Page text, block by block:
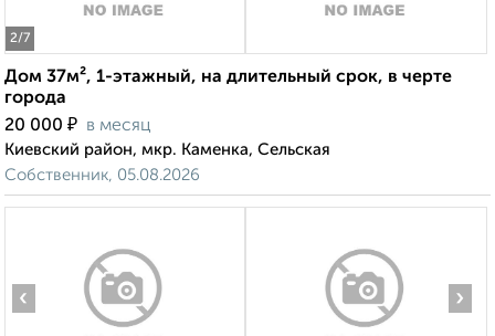
2/7
Дом 37м², 1-этажный, на длительный срок, в черте
города
20 000 ₽ в месяц
Киевский район, мкр. Каменка, Сельская
Собственник, 05.08.2026
‹ ›